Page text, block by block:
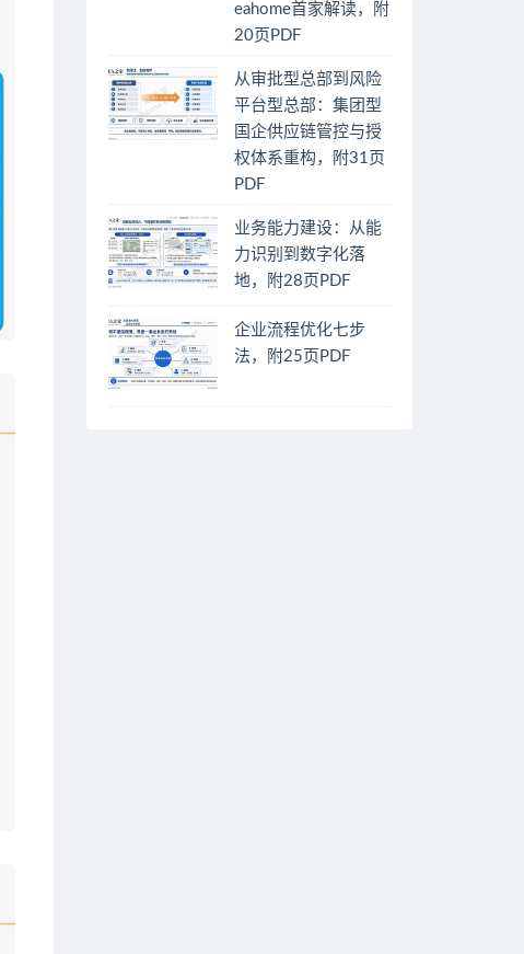
eahome首家解读，附
20页PDF
从审批型总部到风险
平台型总部：集团型
国企供应链管控与授
权体系重构，附31页
PDF
业务能力建设：从能
力识别到数字化落
地，附28页PDF
企业流程优化七步
法，附25页PDF